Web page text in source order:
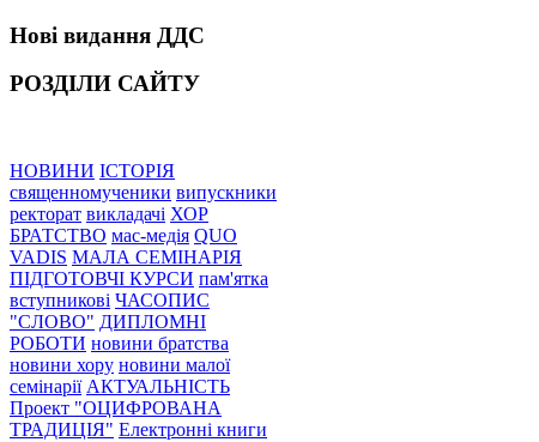
Нові видання ДДС
РОЗДІЛИ САЙТУ
НОВИНИ ІСТОРІЯ
священномученики випускники
ректорат викладачі ХОР
БРАТСТВО мас-медія QUO
VADIS МАЛА СЕМІНАРІЯ
ПІДГОТОВЧІ КУРСИ пам'ятка
вступникові ЧАСОПИС
"СЛОВО" ДИПЛОМНІ
РОБОТИ новини братства
новини хору новини малої
семінарії АКТУАЛЬНІСТЬ
Проект "ОЦИФРОВАНА
ТРАДИЦІЯ" Електронні книги